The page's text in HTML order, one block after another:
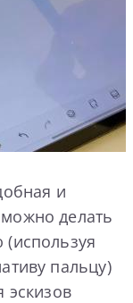
и
делать
пальцу)
эскизов